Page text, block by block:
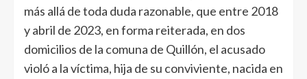
más allá de toda duda razonable, que entre 2018
y abril de 2023, en forma reiterada, en dos
domicilios de la comuna de Quillón, el acusado
violó a la víctima, hija de su conviviente, nacida en